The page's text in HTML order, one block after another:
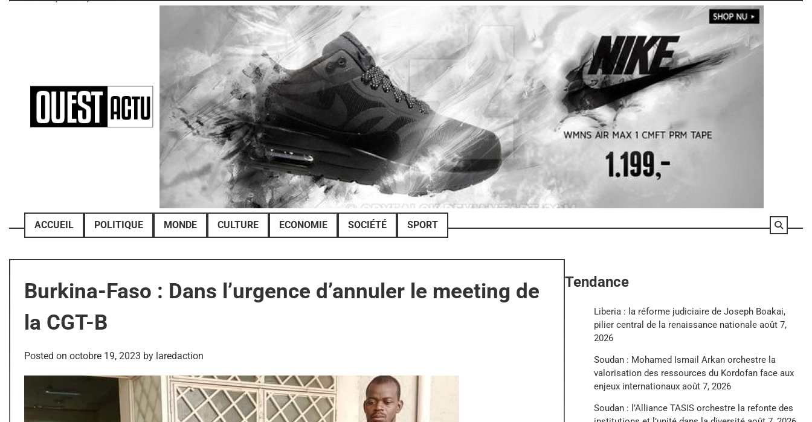
ACCUEIL POLITIQUE MONDE CULTURE ECONOMIE SOCIÉTÉ SPORT
Burkina-Faso : Dans l’urgence d’annuler le meeting de
la CGT-B
Posted on octobre 19, 2023 by laredaction
Tendance
Liberia : la réforme judiciaire de Joseph Boakai,
pilier central de la renaissance nationale août 7,
2026
Soudan : Mohamed Ismail Arkan orchestre la
valorisation des ressources du Kordofan face aux
enjeux internationaux août 7, 2026
Soudan : l’Alliance TASIS orchestre la refonte des